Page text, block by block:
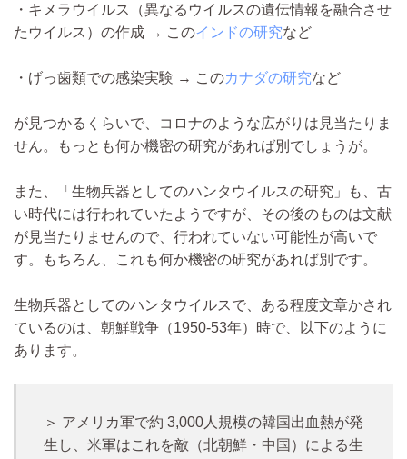
・キメラウイルス（異なるウイルスの遺伝情報を融合させ
たウイルス）の作成 → このインドの研究など
・げっ歯類での感染実験 → このカナダの研究など
が見つかるくらいで、コロナのような広がりは見当たりま
せん。もっとも何か機密の研究があれば別でしょうが。
また、「生物兵器としてのハンタウイルスの研究」も、古
い時代には行われていたようですが、その後のものは文献
が見当たりませんので、行われていない可能性が高いで
す。もちろん、これも何か機密の研究があれば別です。
生物兵器としてのハンタウイルスで、ある程度文章かされ
ているのは、朝鮮戦争（1950-53年）時で、以下のように
あります。
＞ アメリカ軍で約 3,000人規模の韓国出血熱が発
生し、米軍はこれを敵（北朝鮮・中国）による生